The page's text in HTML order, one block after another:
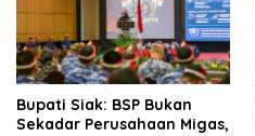
Bupati Siak: BSP Bukan
Sekadar Perusahaan Migas,